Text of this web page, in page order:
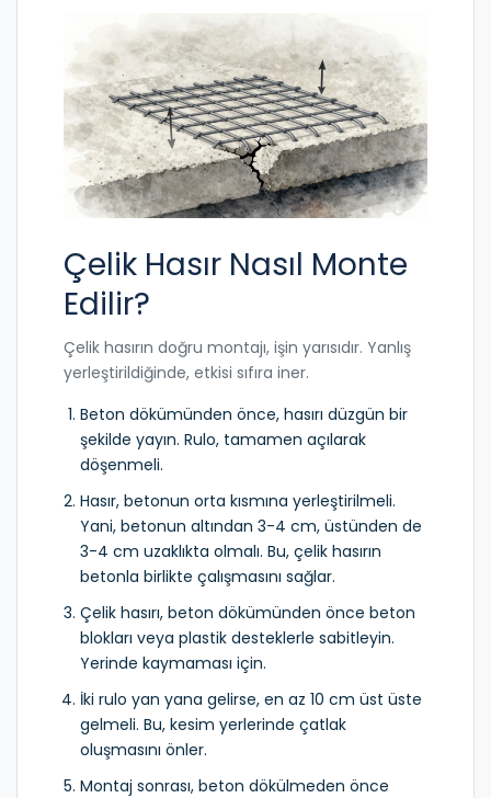
Çelik Hasır Nasıl Monte
Edilir?
Çelik hasırın doğru montajı, işin yarısıdır. Yanlış
yerleştirildiğinde, etkisi sıfıra iner.
Beton dökümünden önce, hasırı düzgün bir
şekilde yayın. Rulo, tamamen açılarak
döşenmeli.
Hasır, betonun orta kısmına yerleştirilmeli.
Yani, betonun altından 3-4 cm, üstünden de
3-4 cm uzaklıkta olmalı. Bu, çelik hasırın
betonla birlikte çalışmasını sağlar.
Çelik hasırı, beton dökümünden önce beton
blokları veya plastik desteklerle sabitleyin.
Yerinde kaymaması için.
İki rulo yan yana gelirse, en az 10 cm üst üste
gelmeli. Bu, kesim yerlerinde çatlak
oluşmasını önler.
Montaj sonrası, beton dökülmeden önce